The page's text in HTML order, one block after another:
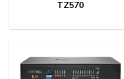
TZ570